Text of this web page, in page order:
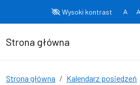
Wysoki kontrast
Strona główna
Strona główna
Kalendarz posiedzeń